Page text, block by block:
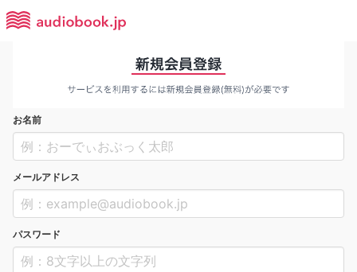
お名前
メールアドレス
パスワード